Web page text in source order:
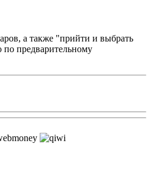
а также "прийти и выбрать
по предварительному